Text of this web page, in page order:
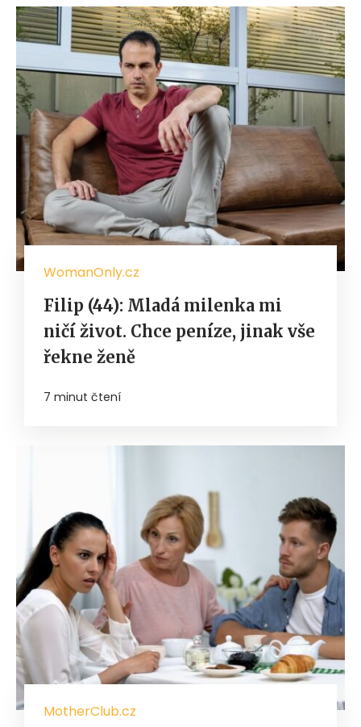
WomanOnly.cz
Filip (44): Mladá milenka mi
ničí život. Chce peníze, jinak vše
řekne ženě
7 minut čtení
MotherClub.cz